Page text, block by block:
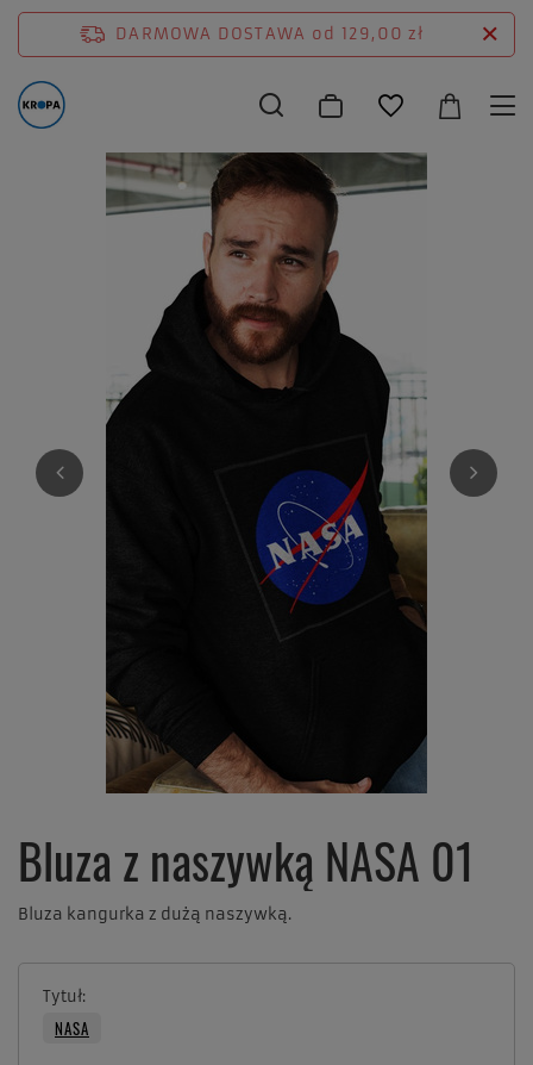
DARMOWA DOSTAWA od 129,00 zł
Bluza z naszywką NASA 01
Bluza kangurka z dużą naszywką.
Tytuł
NASA